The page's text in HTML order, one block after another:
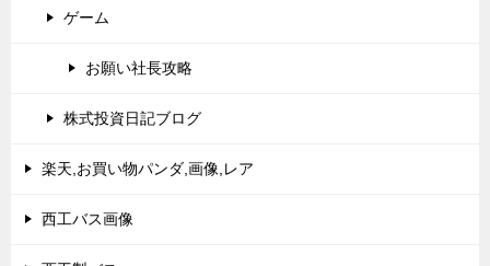
ゲーム
お願い社長攻略
株式投資日記ブログ
楽天,お買い物パンダ,画像,レア
西工バス画像